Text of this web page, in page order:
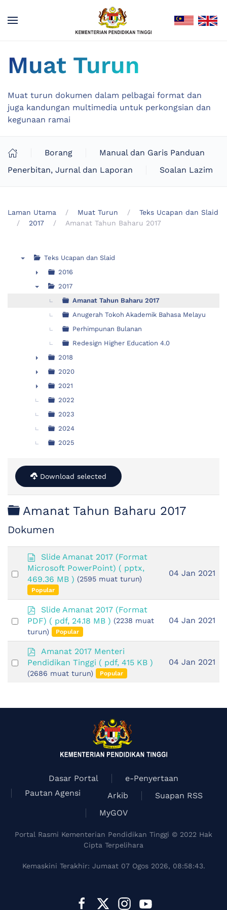
Muat Turun
Muat turun dokumen dalam pelbagai format dan
juga kandungan multimedia untuk perkongsian dan
kegunaan ramai
Borang
Manual dan Garis Panduan
Penerbitan, Jurnal dan Laporan
Soalan Lazim
Laman Utama Muat Turun
Teks Ucapan dan Slaid
2017
Amanat Tahun Baharu 2017
Teks Ucapan dan Slaid
►
2016
2017
Amanat Tahun Baharu 2017
Anugerah Tokoh Akademik Bahasa Melayu
Perhimpunan Bulanan
Redesign Higher Education 4.0
►
2018
►
2020
►
2021
2022
2023
2024
2025
Download selected
Folder
Amanat Tahun Baharu 2017
Dokumen
Select
item
d
o
k
u
m
e
n
Slide Amanat 2017 (Format
Microsoft PowerPoint) ( pptx,
469.36 MB ) (2595 muat turun)
Popular
04 Jan 2021
Select
item
p
d
f
Slide Amanat 2017 (Format
PDF) ( pdf, 24.18 MB ) (2238 muat
turun)
Popular
04 Jan 2021
Select
p
d
f
Amanat 2017 Menteri
Pendidikan Tinggi ( pdf, 415 KB )
(2686 muat turun) Popular
04 Jan 2021
Dasar Portal
e-Penyertaan
Pautan Agensi
Arkib
Suapan RSS
MyGOV
Portal Rasmi Kementerian Pendidikan Tinggi © 2022 Hak
Cipta Terpelihara
Kemaskini Terakhir: Jumaat 07 Ogos 2026, 08:58:43.